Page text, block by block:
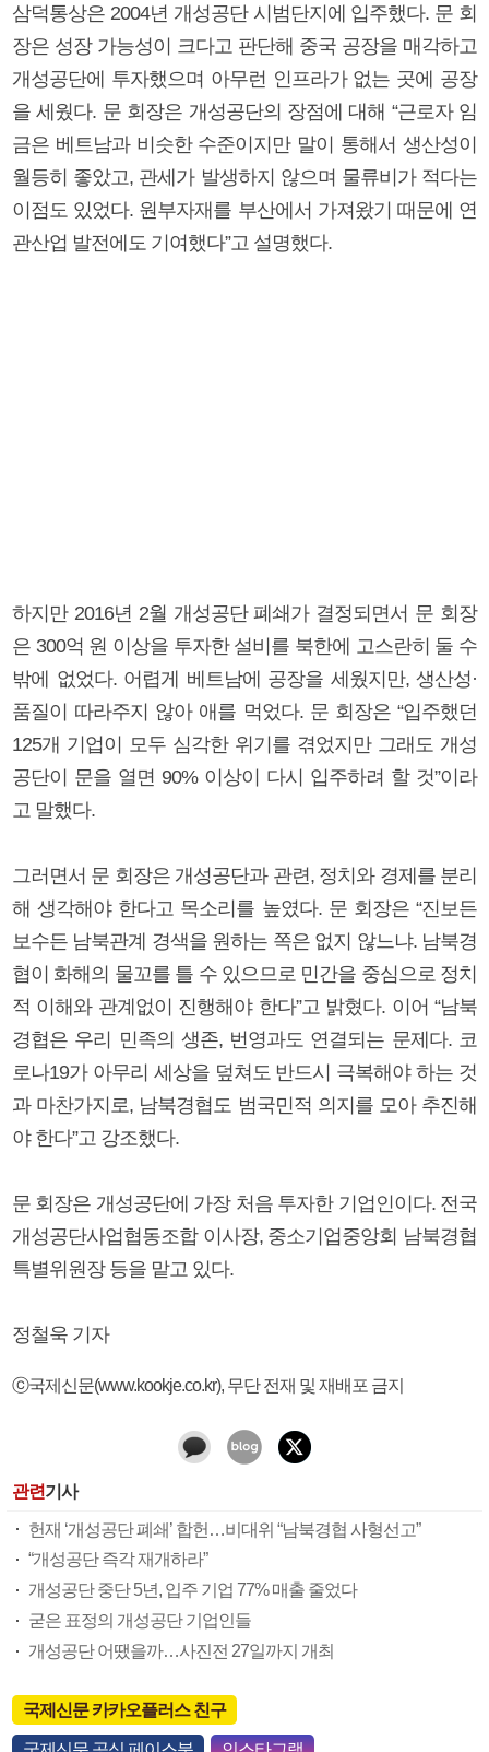
삼덕통상은 2004년 개성공단 시범단지에 입주했다. 문 회
장은 성장 가능성이 크다고 판단해 중국 공장을 매각하고
개성공단에 투자했으며 아무런 인프라가 없는 곳에 공장
을 세웠다. 문 회장은 개성공단의 장점에 대해 “근로자 임
금은 베트남과 비슷한 수준이지만 말이 통해서 생산성이
월등히 좋았고, 관세가 발생하지 않으며 물류비가 적다는
이점도 있었다. 원부자재를 부산에서 가져왔기 때문에 연
관산업 발전에도 기여했다”고 설명했다.
하지만 2016년 2월 개성공단 폐쇄가 결정되면서 문 회장
은 300억 원 이상을 투자한 설비를 북한에 고스란히 둘 수
밖에 없었다. 어렵게 베트남에 공장을 세웠지만, 생산성·
품질이 따라주지 않아 애를 먹었다. 문 회장은 “입주했던
125개 기업이 모두 심각한 위기를 겪었지만 그래도 개성
공단이 문을 열면 90% 이상이 다시 입주하려 할 것”이라
고 말했다.
그러면서 문 회장은 개성공단과 관련, 정치와 경제를 분리
해 생각해야 한다고 목소리를 높였다. 문 회장은 “진보든
보수든 남북관계 경색을 원하는 쪽은 없지 않느냐. 남북경
협이 화해의 물꼬를 틀 수 있으므로 민간을 중심으로 정치
적 이해와 관계없이 진행해야 한다”고 밝혔다. 이어 “남북
경협은 우리 민족의 생존, 번영과도 연결되는 문제다. 코
로나19가 아무리 세상을 덮쳐도 반드시 극복해야 하는 것
과 마찬가지로, 남북경협도 범국민적 의지를 모아 추진해
야 한다”고 강조했다.
문 회장은 개성공단에 가장 처음 투자한 기업인이다. 전국
개성공단사업협동조합 이사장, 중소기업중앙회 남북경협
특별위원장 등을 맡고 있다.
정철욱 기자
ⓒ국제신문(www.kookje.co.kr), 무단 전재 및 재배포 금지
관련기사
헌재 ‘개성공단 폐쇄’ 합헌…비대위 “남북경협 사형선고”
“개성공단 즉각 재개하라”
개성공단 중단 5년, 입주 기업 77% 매출 줄었다
굳은 표정의 개성공단 기업인들
개성공단 어땠을까…사진전 27일까지 개최
국제신문 카카오플러스 친구